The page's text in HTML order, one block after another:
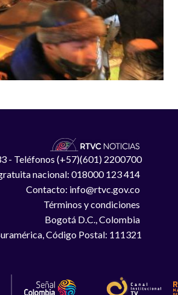
- Teléfonos (+57)(601) 2200700
nacional: 018000 123 414
Contacto: info@rtvc.gov.co
Términos y condiciones
Bogotá D.C., Colombia
Código Postal: 111321